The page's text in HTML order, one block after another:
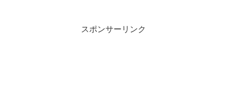
スポンサーリンク